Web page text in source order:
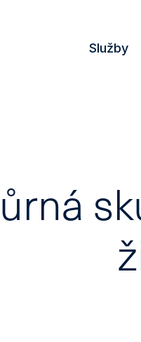
Služby